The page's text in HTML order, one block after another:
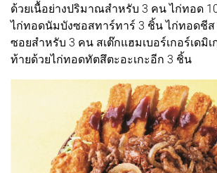
ด้วยเนื้อย่างปริมาณสำหรับ 3 คน ไก่ทอด
ไก่ทอดนัมบังซอสทาร์ทาร์ 3 ชิ้น ไก่ทอดชี
ซอยสำหรับ 3 คน สเต๊กแฮมเบอร์เกอร์เดมิ
ท้ายด้วยไก่ทอดทัตสึตะอะเกะอีก 3 ชิ้น